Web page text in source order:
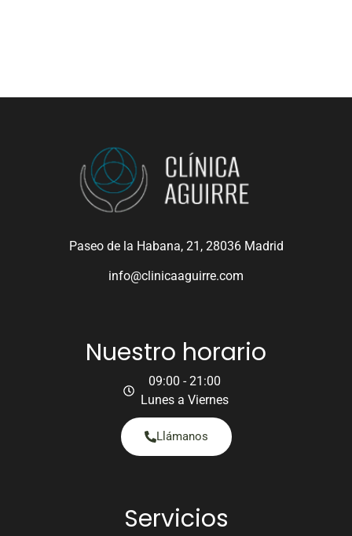
Paseo de la Habana, 21, 28036 Madrid
info@clinicaaguirre.com
Nuestro horario
09:00 - 21:00
Lunes a Viernes
Llámanos
Servicios